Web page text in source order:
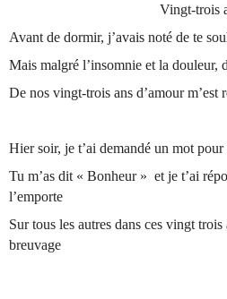
Vingt-trois
Avant de dormir, j’avais noté de te
Mais malgré l’insomnie et la douleur,
De nos vingt-trois ans d’amour m’est
Hier soir, je t’ai demandé un mot pour
Tu m’as dit « Bonheur » et je t’ai
l’emporte
Sur tous les autres dans ces vingt trois
breuvage